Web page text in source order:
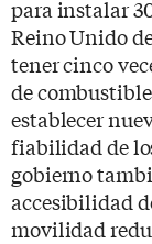
para instalar
Reino Unido
tener cinco
de
establecer
fiabilidad de
gobierno
accesibilidad
movilidad